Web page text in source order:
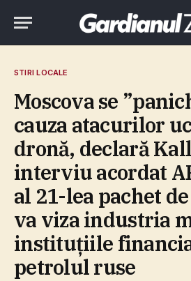
STIRI LOCALE
Moscova se
cauza atacurilor
dronă, declară
interviu acordat
al 21-lea pachet
va viza industria
instituţiile
petrolul ruse